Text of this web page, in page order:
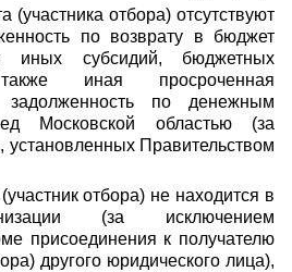
(участника отбора) отсутствуют
по возврату в бюджет
иных субсидий, бюджетных
иная просроченная
задолженность по денежным
Московской областью (за
установленных Правительством
отбора) не находится в
(за исключением
присоединения к получателю
другого юридического лица),